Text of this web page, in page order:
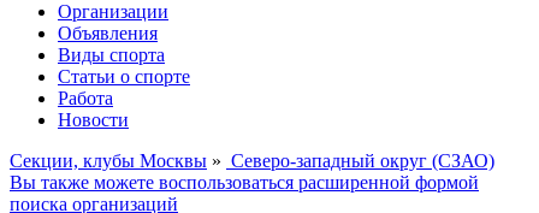
Организации
Объявления
Виды спорта
Статьи о спорте
Работа
Новости
Секции, клубы Москвы » Северо-западный округ (СЗАО)
Вы также можете воспользоваться расширенной формой
поиска организаций